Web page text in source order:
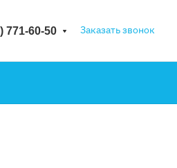
771-60-50 Заказать звонок